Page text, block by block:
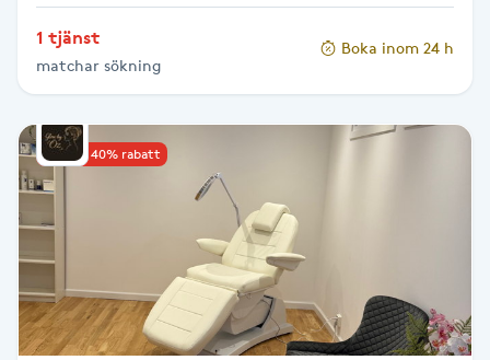
Frekvensterapi
Friskvård
Friskvårdsmassage
Frisör
Funktionsanalys
Färgning
1 tjänst
matchar sökning
Boka inom 24 h
Upp till 40% rabatt